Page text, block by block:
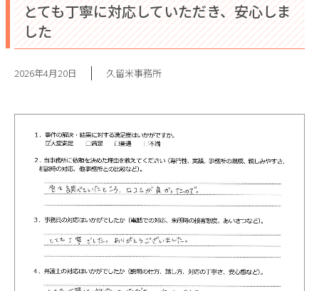
とても丁寧に対応していただき、安心しま
した
2026年4月20日 久留米事務所